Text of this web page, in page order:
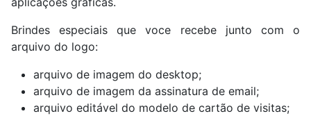
Brindes especiais que voce recebe junto com o
arquivo do logo:
arquivo de imagem do desktop;
arquivo de imagem da assinatura de email;
arquivo editável do modelo de cartão de visitas;